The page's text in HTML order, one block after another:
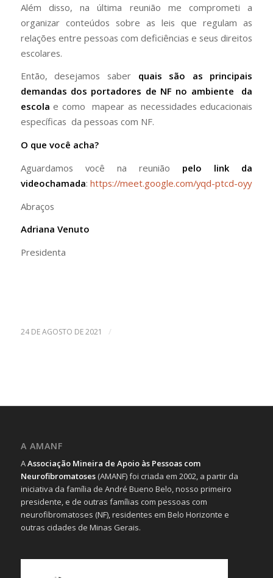
Além disso, na última reunião me comprometi a
organizar conteúdos sobre as leis que regulam as
relações entre pessoas com deficiências e seus direitos
escolares.
Então, desejamos saber quais são as principais
demandas dos portadores de NF no ambiente da
escola e como mapear as necessidades educacionais
específicas da pessoas com NF.
O que você acha?
Aguardamos você na reunião pelo link da
videochamada: https://meet.google.com/yqd-ptcd-oyy
Abraços
Adriana Venuto
Presidenta
24 DE AGOSTO DE 2021 /
A AMANF
AAssociação Mineira de Apoio às Pessoas com
Neurofibromatoses(AMANF) foi criada em 2002, a partir da
iniciativa da família de André Bueno Belo, nosso primeiro
presidente, e de outras famílias com pessoas com
neurofibromatoses (NF), residentes em Belo Horizonte e
outras cidades de Minas Gerais.